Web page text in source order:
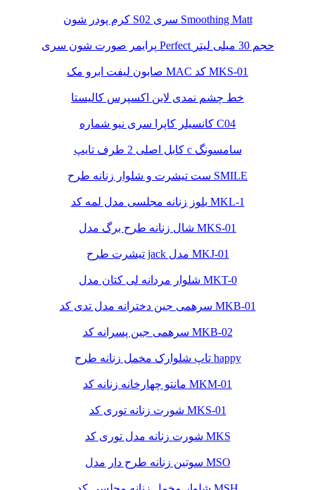
کرم پودر شون S02 سری Smoothing Matt
پرایمر صورت شون سری Perfect حجم 30 میلی لیتر
صابون لیفت ابرو مک MAC کد MKS-01
خط چشم نمدی لاین اکسپرس کالیستا
کانسیلر کاپرا سری نیو شماره C04
کابل اصلی 2 طرف تایپ c سامسونگ
ست تیشرت و شلوار زنانه طرح SMILE
بلوز زنانه مجلسی مدل لمه کد MKL-1
شال زنانه طرح برگ مدل MKS-01
تیشرت طرح jack مدل MKJ-01
شلوار مردانه لی کتان مدل MKT-0
سرهمی جین دخترانه مدل تدی کد MKB-01
سرهمی جین پسرانه کد MKB-02
تاپ شلوارک مخمل زنانه طرح happy
مانتو چهارخانه زنانه کد MKM-01
شورت زنانه توری کد MKS-01
شورت زنانه مدل توری کد MKS
سوتین زنانه طرح دار مدل MSO